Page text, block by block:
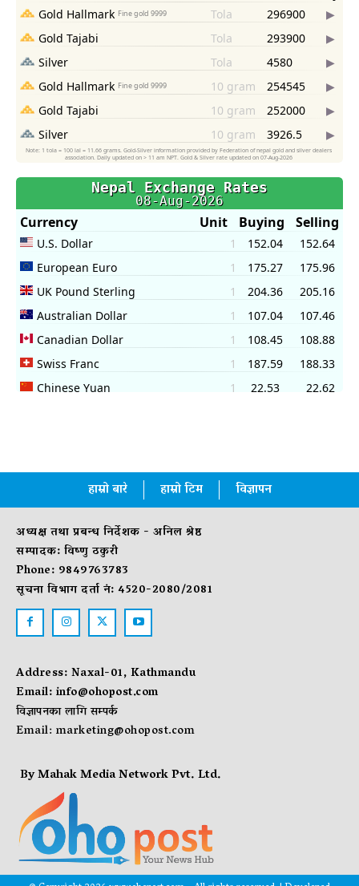
हाम्रो बारे हाम्रो टिम विज्ञापन
अध्यक्ष तथा प्रबन्ध निर्देशक - अनिल श्रेष्ठ
सम्पादक: विष्णु ठकुरी
Phone: 9849763783
सूचना विभाग दर्ता नं: 4520-2080/2081
Address: Naxal-01, Kathmandu
Email:info@ohopost.com
विज्ञापनका लागि सम्पर्क
Email:marketing@ohopost.com
By Mahak Media Network Pvt. Ltd.